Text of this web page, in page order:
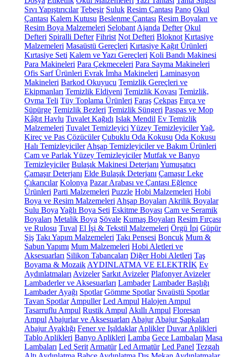
Sıvı Yapıştırıcılar Tebeşir Suluk Resim Çantası Pano Okul
Çantası Kalem Kutusu Beslenme Çantası Resim Boyaları ve
Resim Boya Malzemeleri Selobant Ajanda Defter Okul
Defteri Spiralli Defter Fihrist Not Defteri Bloknot Kırtasiye
Malzemeleri Masaüstü Gereçleri Kırtasiye Kağıt Ürünleri
Kırtasiye Seti Kalem ve Yazı Gereçleri Koli Bandı Makinesi
Para Makineleri Para Çekmeceleri Para Sayma Makineleri
Ofis Sarf Ürünleri Evrak İmha Makineleri Laminasyon
Makineleri Barkod Okuyucu Temizlik Gereçleri ve
Ekipmanları Temizlik Eldiveni Temizlik Kovası Temizlik,
Ovma Teli Tüy Toplama Ürünleri Faraş Çekpas Fırça ve
Süpürge Temizlik Bezleri Temizlik Süngeri Paspas ve Mop
Kâğıt Havlu Tuvalet Kağıdı Islak Mendil Ev Temizlik
Malzemeleri Tuvalet Temizleyici Yüzey TemizleyicilerYağ,
Kireç ve Pas Çözücüler Çubuklu Oda Kokusu Oda Kokusu
Halı Temizleyiciler Ahşap Temizleyiciler ve Bakım Ürünleri
Cam ve Parlak Yüzey Temizleyiciler Mutfak ve Banyo
Temizleyiciler Bulaşık Makinesi Deterjanı Yumuşatıcı
Çamaşır Deterjanı Elde Bulaşık Deterjanı Çamaşır Leke
Çıkarıcılar Kolonya Pazar Arabası ve Çantası Eğlence
Ürünleri Parti Malzemeleri Puzzle Hobi Malzemeleri Hobi
Boya ve Resim Malzemeleri Ahşap Boyaları Akrilik Boyalar
Sulu Boya Yağlı Boya Seti Eskitme Boyası Cam ve Seramik
Boyaları Metalik Boya Şövale Kumaş Boyaları Resim Fırçası
ve Rulosu Tuval El İşi & Tekstil Malzemeleri Örgü İpi Güpür
Şiş Takı Yapım Malzemeleri Takı Pensesi Boncuk Mum &
Sabun Yapımı Mum Malzemeleri Hobi Aletleri ve
Aksesuarları Silikon Tabancaları Diğer Hobi Aletleri Taş
Boyama & Mozaik AYDINLATMA VE ELEKTRİK Ev
Aydınlatmaları Avizeler Sarkıt Avizeler Plafonyer Avizeler
Lambaderler ve Aksesuarları Lambader Lambader Başlığı
Lambader Ayağı Spotlar Gömme Spotlar Sıvaüstü Spotlar
Tavan Spotlar Ampuller Led Ampul Halojen Ampul
Tasarruflu Ampul Rustik Ampul Akıllı Ampul Floresan
Ampul Abajurlar ve Aksesuarları Abajur Abajur Şapkaları
Abajur Ayaklığı Fener ve Işıldaklar Aplikler Duvar Aplikleri
Tablo Aplikleri Banyo Aplikleri Lamba Gece Lambaları Masa
Lambaları Led Şerit Armatür Led Armatür Led Panel Tezgah